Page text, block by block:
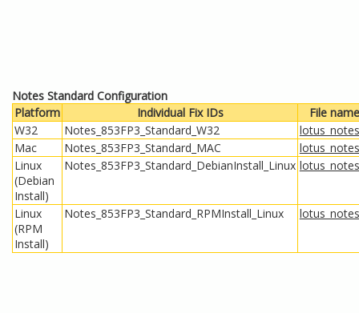
Notes Standard Configuration
Platform
Individual Fix IDs
File
W32
Notes_853FP3_Standard_W32
Mac
Notes_853FP3_Standard_MAC
Linux
(Debian
Install)
Notes_853FP3_Standard_DebianInstall_Linux
Linux
(RPM
Install)
Notes_853FP3_Standard_RPMInstall_Linux